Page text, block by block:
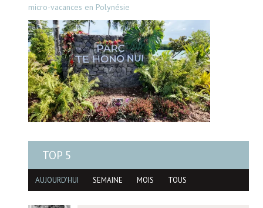
micro-vacances en Polynésie
TOP 5
AUJOURD'HUI SEMAINE MOIS TOUS